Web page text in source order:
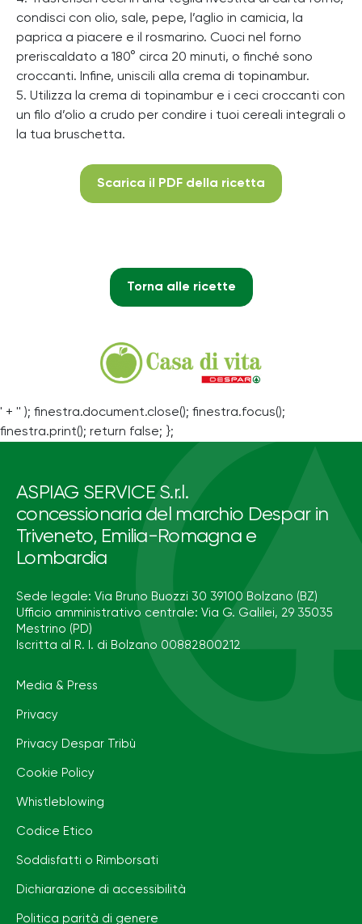
condisci con olio, sale, pepe, l’aglio in camicia, la
paprica a piacere e il rosmarino. Cuoci nel forno
preriscaldato a 180° circa 20 minuti, o finché sono
croccanti. Infine, uniscili alla crema di topinambur.
5. Utilizza la crema di topinambur e i ceci croccanti con
un filo d’olio a crudo per condire i tuoi cereali integrali o
la tua bruschetta.
Scarica il PDF della ricetta
Torna alle ricette
' + '' ); finestra.document.close(); finestra.focus();
finestra.print(); return false; };
ASPIAG SERVICE S.r.l.
concessionaria del marchio Despar in
Triveneto, Emilia-Romagna e
Lombardia
Sede legale: Via Bruno Buozzi 30 39100 Bolzano (BZ)
Ufficio amministrativo centrale: Via G. Galilei, 29 35035
Mestrino (PD)
Iscritta al R. I. di Bolzano 00882800212
Media & Press
Privacy
Privacy Despar Tribù
Cookie Policy
Whistleblowing
Codice Etico
Soddisfatti o Rimborsati
Dichiarazione di accessibilità
Politica parità di genere